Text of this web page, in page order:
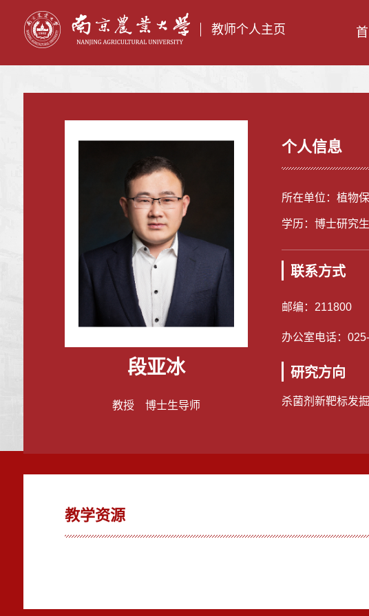
教师个人主页
段亚冰
教授 博士生导师
个人信息
所在单位：植物
学历：博士研究
联系方式
邮编： 211800
办公室电话：
研究方向
杀菌剂新靶标发
教学资源